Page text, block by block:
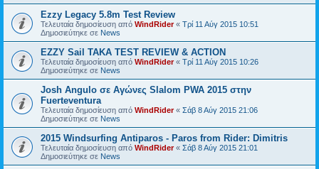
Ezzy Legacy 5.8m Test Review
Τελευταία δημοσίευση από WindRider« Τρί 11 Αύγ 2015 10:51
Δημοσιεύτηκε σε News
EZZY Sail TAKA TEST REVIEW & ACTION
Τελευταία δημοσίευση από WindRider« Τρί 11 Αύγ 2015 10:26
Δημοσιεύτηκε σε News
Josh Angulo σε Αγώνες Slalom PWA 2015 στην
Fuerteventura
Τελευταία δημοσίευση από WindRider« Σάβ 8 Αύγ 2015 21:06
Δημοσιεύτηκε σε News
2015 Windsurfing Antiparos - Paros from Rider: Dimitris
Τελευταία δημοσίευση από WindRider« Σάβ 8 Αύγ 2015 21:01
Δημοσιεύτηκε σε News